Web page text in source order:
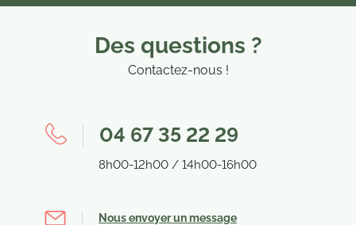
Des questions ?
Contactez-nous !
04 67 35 22 29
8h00-12h00 / 14h00-16h00
Nous envoyer un message